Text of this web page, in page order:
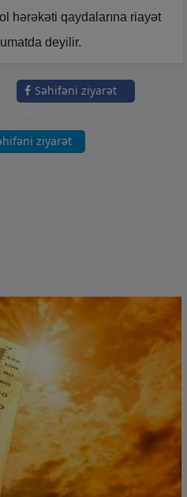
hərəkəti qaydalarına riayət
deyilir.
Səhifəni ziyarət
ziyarət